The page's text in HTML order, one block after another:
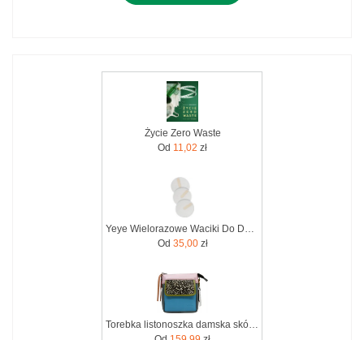
Życie Zero Waste
Od 11,02 zł
Yeye Wielorazowe Waciki Do Demakijażu Włókno Konopne 7 Szt. Zero Waste
Od 35,00zł
Torebka listonoszka damska skórzana regulowany pasek zero waste OLIVKA